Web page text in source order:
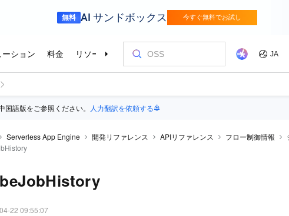
語版をご参照ください。 人力翻訳を依頼する
Serverless App Engine 開発リファレンス APIリファレンス フロー制御情報
22 09:55:07